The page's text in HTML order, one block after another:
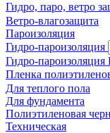
Гидро, паро, ветро
Ветро-влагозащита
Пароизоляция
Гидро-пароизоляция
Гидро-пароизоляция
Пленка
Для теплого пола
Для фундамента
Полиэтиленовая
Техническая